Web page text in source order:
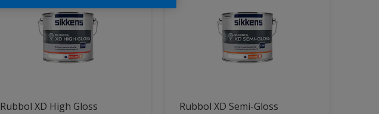
Rubbol XD High Gloss Rubbol XD Semi-Gloss